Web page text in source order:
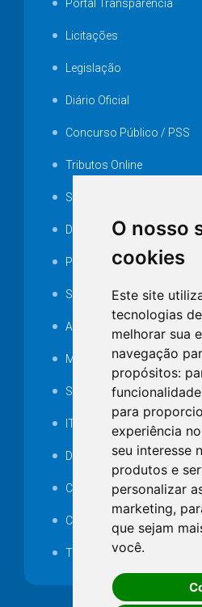
O nosso
cookies
Este site
tecnologias
melhorar sua
navegação
propósitos:
para
experiência
seu interesse
produtos e
personalizar
marketing,
que sejam
você.
Portal Transparência
Licitações
Legislação
Diário Oficial
Concurso Público / PSS
Tributos Online
Serviços ISS-E
Decretos
Portarias
SAMAE
Audiência pública
MANUTENÇÃO DE
Serviços Técnicos TI
ITR
Desapropriações
Catalogo Eletrônico de
Consórcios Municipais
Telefones Úteis